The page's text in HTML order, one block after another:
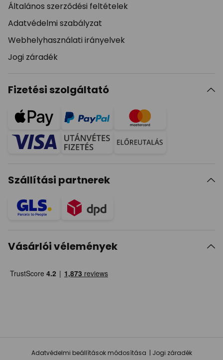
Általános szerződési feltételek
Adatvédelmi szabályzat
Webhelyhasználati irányelvek
Jogi záradék
Fizetési szolgáltató
Szállítási partnerek
Vásárlói vélemények
Adatvédelmi beállítások módosítása Jogi záradék